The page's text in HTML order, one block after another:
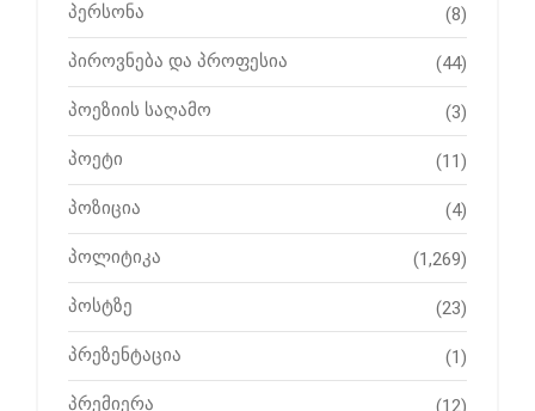
პერსონა (8)
პიროვნება და პროფესია (44)
პოეზიის საღამო (3)
პოეტი (11)
პოზიცია (4)
პოლიტიკა (1,269)
პოსტზე (23)
პრეზენტაცია (1)
პრემიერა (12)